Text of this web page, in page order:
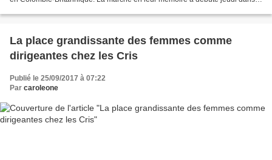
La place grandissante des femmes comme
dirigeantes chez les Cris
Publié le 25/09/2017 à 07:22
Par caroleone